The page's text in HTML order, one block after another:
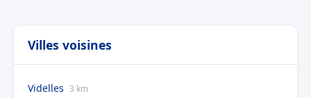
Villes voisines
Videlles 3 km